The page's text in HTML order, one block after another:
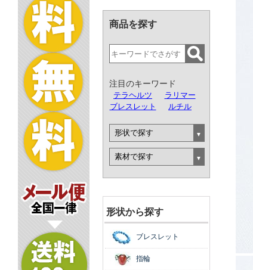
商品を探す
注目のキーワード
テラヘルツ
ラリマー
ブレスレット
ルチル
形状から探す
ブレスレット
指輪